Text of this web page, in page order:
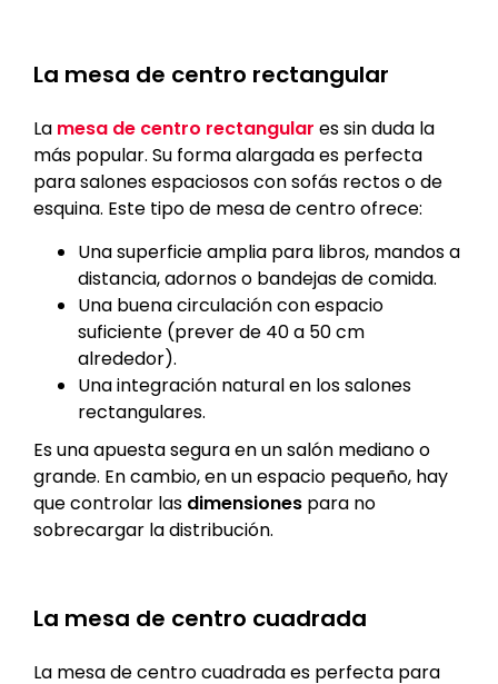
La mesa de centro rectangular
La mesa de centro rectangular es sin duda la
más popular. Su forma alargada es perfecta
para salones espaciosos con sofás rectos o de
esquina. Este tipo de mesa de centro ofrece:
Una superficie amplia para libros, mandos a
distancia, adornos o bandejas de comida.
Una buena circulación con espacio
suficiente (prever de 40 a 50 cm
alrededor).
Una integración natural en los salones
rectangulares.
Es una apuesta segura en un salón mediano o
grande. En cambio, en un espacio pequeño, hay
que controlar las dimensiones para no
sobrecargar la distribución.
La mesa de centro cuadrada
La mesa de centro cuadrada es perfecta para